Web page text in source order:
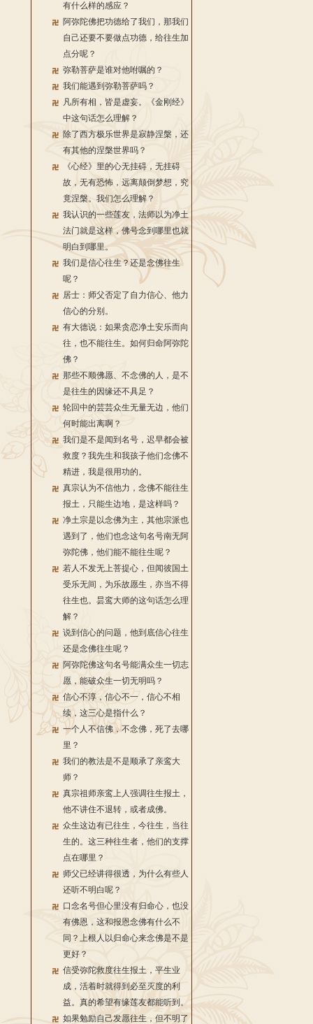
有什么样的感应？
阿弥陀佛把功德给了我们，那我们
自己还要不要做点功德，给往生加
点分呢？
弥勒菩萨是谁对他咐嘱的？
我们能遇到弥勒菩萨吗？
凡所有相，皆是虚妄。《金刚经》
中这句话怎么理解？
除了西方极乐世界是寂静涅槃，还
有其他的涅槃世界吗？
《心经》里的心无挂碍，无挂碍
故，无有恐怖，远离颠倒梦想，究
竟涅槃。我们怎么理解？
我认识的一些莲友，法师以为净土
法门就是这样，佛号念到哪里也就
明白到哪里。
我们是信心往生？还是念佛往生
呢？
居士：师父否定了自力信心、他力
信心的分别。
有大德说：如果贪恋净土安乐而向
往，也不能往生。如何归命阿弥陀
佛？
那些不顺佛愿、不念佛的人，是不
是往生的因缘还不具足？
轮回中的芸芸众生无量无边，他们
何时能出离啊？
我们是不是闻到名号，迟早都会被
救度？我先生和我孩子他们念佛不
精进，我是很用功的。
真宗认为不信他力，念佛不能往生
报土，只能生边地，是这样吗？
净土宗是以念佛为主，其他宗派也
遇到了，他们也念这句名号南无阿
弥陀佛，他们能不能往生呢？
若人不发无上菩提心，但闻彼国土
受乐无间，为乐故愿生，亦当不得
往生也。昙鸾大师的这句话怎么理
解？
说到信心的问题，他到底信心往生
还是念佛往生呢？
阿弥陀佛这句名号能满众生一切志
愿，能破众生一切无明吗？
信心不淳，信心不一，信心不相
续，这三心是指什么？
一个人不信佛，不念佛，死了去哪
里？
我们的教法是不是顺承了亲鸾大
师？
真宗祖师亲鸾上人强调往生报土，
他不讲住不退转，或者成佛。
众生这边有已往生，今往生，当往
生的。这三种往生者，他们的支撑
点在哪里？
师父已经讲得很透，为什么有些人
还听不明白呢？
口念名号但心里没有归命心，也没
有佛恩，这和报恩念佛有什么不
同？上根人以归命心来念佛是不是
更好？
信受弥陀救度往生报土，平生业
成，活着时就得到必至灭度的利
益。真的希望有缘莲友都能听到。
如果勉励自己发愿往生，但不明了